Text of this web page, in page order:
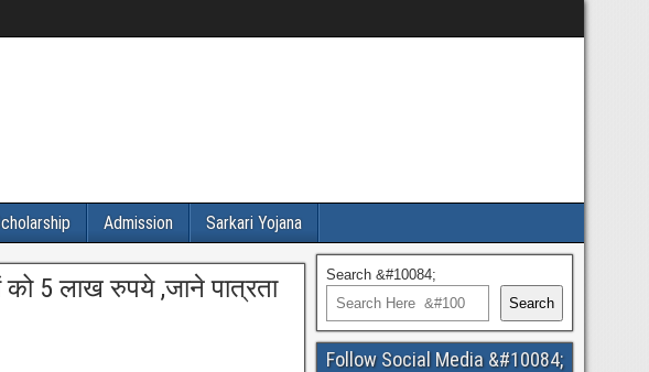
Admission Sarkari Yojana
5 लाख रुपये ,जाने पात्रता
Search &#10084;
Search
Follow Social Media &#10084;